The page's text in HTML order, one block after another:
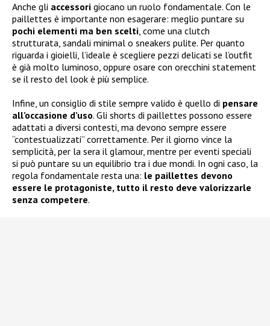
Anche gli accessori giocano un ruolo fondamentale. Con le
paillettes è importante non esagerare: meglio puntare su
pochi elementi ma ben scelti, come una clutch
strutturata, sandali minimal o sneakers pulite. Per quanto
riguarda i gioielli, l’ideale è scegliere pezzi delicati se l’outfit
è già molto luminoso, oppure osare con orecchini statement
se il resto del look è più semplice.
Infine, un consiglio di stile sempre valido è quello di pensare
all’occasione d’uso. Gli shorts di paillettes possono essere
adattati a diversi contesti, ma devono sempre essere
“contestualizzati” correttamente. Per il giorno vince la
semplicità, per la sera il glamour, mentre per eventi speciali
si può puntare su un equilibrio tra i due mondi. In ogni caso, la
regola fondamentale resta una: le paillettes devono
essere le protagoniste, tutto il resto deve valorizzarle
senza competere.